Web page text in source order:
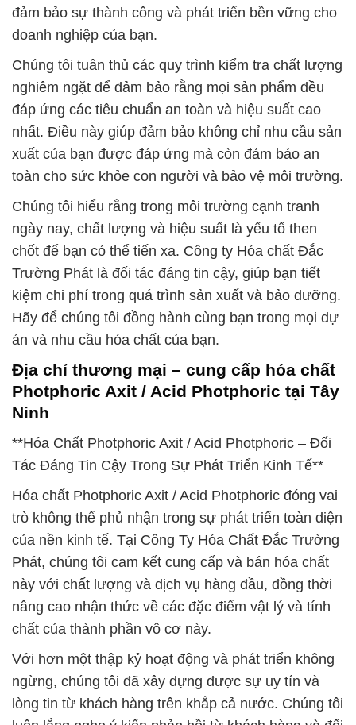
đảm bảo sự thành công và phát triển bền vững cho
doanh nghiệp của bạn.
Chúng tôi tuân thủ các quy trình kiểm tra chất lượng
nghiêm ngặt để đảm bảo rằng mọi sản phẩm đều
đáp ứng các tiêu chuẩn an toàn và hiệu suất cao
nhất. Điều này giúp đảm bảo không chỉ nhu cầu sản
xuất của bạn được đáp ứng mà còn đảm bảo an
toàn cho sức khỏe con người và bảo vệ môi trường.
Chúng tôi hiểu rằng trong môi trường cạnh tranh
ngày nay, chất lượng và hiệu suất là yếu tố then
chốt để bạn có thể tiến xa. Công ty Hóa chất Đắc
Trường Phát là đối tác đáng tin cậy, giúp bạn tiết
kiệm chi phí trong quá trình sản xuất và bảo dưỡng.
Hãy để chúng tôi đồng hành cùng bạn trong mọi dự
án và nhu cầu hóa chất của bạn.
Địa chỉ thương mại – cung cấp hóa chất
Photphoric Axit / Acid Photphoric tại Tây
Ninh
**Hóa Chất Photphoric Axit / Acid Photphoric – Đối
Tác Đáng Tin Cậy Trong Sự Phát Triển Kinh Tế**
Hóa chất Photphoric Axit / Acid Photphoric đóng vai
trò không thể phủ nhận trong sự phát triển toàn diện
của nền kinh tế. Tại Công Ty Hóa Chất Đắc Trường
Phát, chúng tôi cam kết cung cấp và bán hóa chất
này với chất lượng và dịch vụ hàng đầu, đồng thời
nâng cao nhận thức về các đặc điểm vật lý và tính
chất của thành phần vô cơ này.
Với hơn một thập kỷ hoạt động và phát triển không
ngừng, chúng tôi đã xây dựng được sự uy tín và
lòng tin từ khách hàng trên khắp cả nước. Chúng tôi